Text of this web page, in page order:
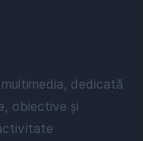
dedicată
obiective și